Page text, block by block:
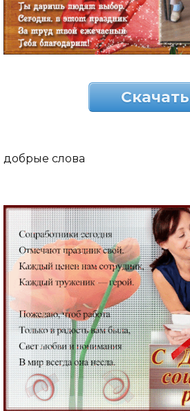
Скачать
добрые слова